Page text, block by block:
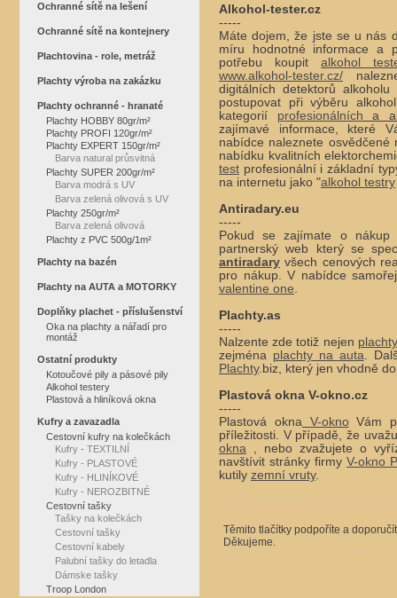
Alkohol-tester.cz
-----
Máte dojem, že jste se u nás
míru hodnotné informace a
potřebu koupitalkohol
www.alkohol-tester.cz/
digitálních detektorů
postupovat při výběru
kategorií profesionálních a
zajímavé informace, které
nabídce naleznete osvědčené
nabídku kvalitních
test profesionální i základní
na internetu jako "alkohol testry
Antiradary.eu
-----
Pokud se zajímate o
partnerský web který se
antiradary všech cenových
pro nákup. V nabídce
valentine one.
Plachty.as
-----
Nalzente zde totiž nejen
zejména plachty na auta.
Plachty.biz, který jen vhodně
Plastová okna V-okno.cz
-----
Plastová oknaV-oknoVám
příležitosti. V případě, že
okna , nebo zvažujete o
navštívit stránky firmy V-okno
kutily zemní vruty.
Těmito tlačítky podpoříte a
Děkujeme.
Ochranné sítě na lešení
Ochranné sítě na kontejnery
Plachtovina - role, metráž
Plachty výroba na zakázku
Plachty ochranné - hranaté
Plachty HOBBY 80gr/m²
Plachty PROFI 120gr/m²
Plachty EXPERT 150gr/m²
Barva natural průsvitná
Plachty SUPER 200gr/m²
Barva modrá s UV
Barva zelená olivová s UV
Plachty 250gr/m²
Barva zelená olivová
Plachty z PVC 500g/1m²
Plachty na bazén
Plachty na AUTA a MOTORKY
Doplňky plachet - příslušenství
Oka na plachty a nářadí pro
montáž
Ostatní produkty
Kotoučové pily a pásové pily
Alkohol testery
Plastová a hliníková okna
Kufry a zavazadla
Cestovní kufry na kolečkách
Kufry - TEXTILNÍ
Kufry - PLASTOVÉ
Kufry - HLINÍKOVÉ
Kufry - NEROZBITNÉ
Cestovní tašky
Tašky na kolečkách
Cestovní tašky
Cestovní kabely
Palubní tašky do letadla
Dámske tašky
Troop London